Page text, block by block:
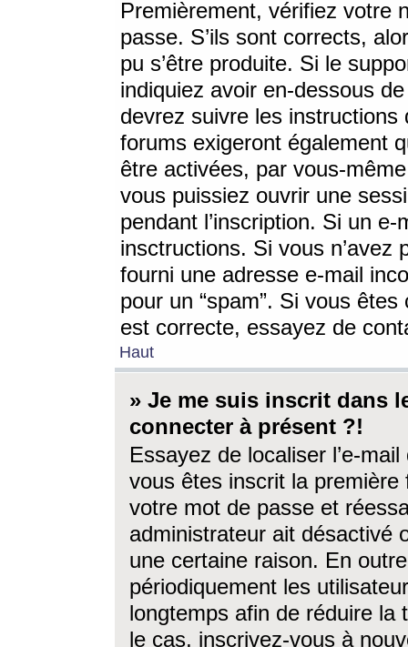
Premièrement, vérifiez votre
passe. S’ils sont corrects,
pu s’être produite. Si le
indiquiez avoir en-dessous
devrez suivre les
forums exigeront également
être activées, par vous-
vous puissiez ouvrir une
pendant l’inscription. Si un
insctructions. Si vous n’avez
fourni une adresse e-mail
pour un “spam”. Si vous
est correcte, essayez de
Haut
» Je me suis inscrit dans
connecter à présent ?!
Essayez de localiser l’e-
vous êtes inscrit la première
votre mot de passe et
administrateur ait désactivé
une certaine raison. En
périodiquement les
longtemps afin de réduire la
le cas, inscrivez-vous à